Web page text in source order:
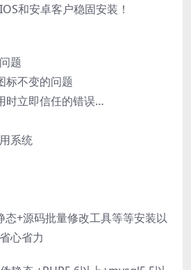
和安卓客户稳固安装！
题
标不变的问题
时立即信任的错误…
系统
态+源码批量修改工具等等安装以
心省力